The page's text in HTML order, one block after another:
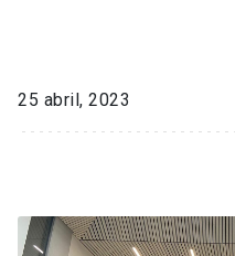
25 abril, 2023